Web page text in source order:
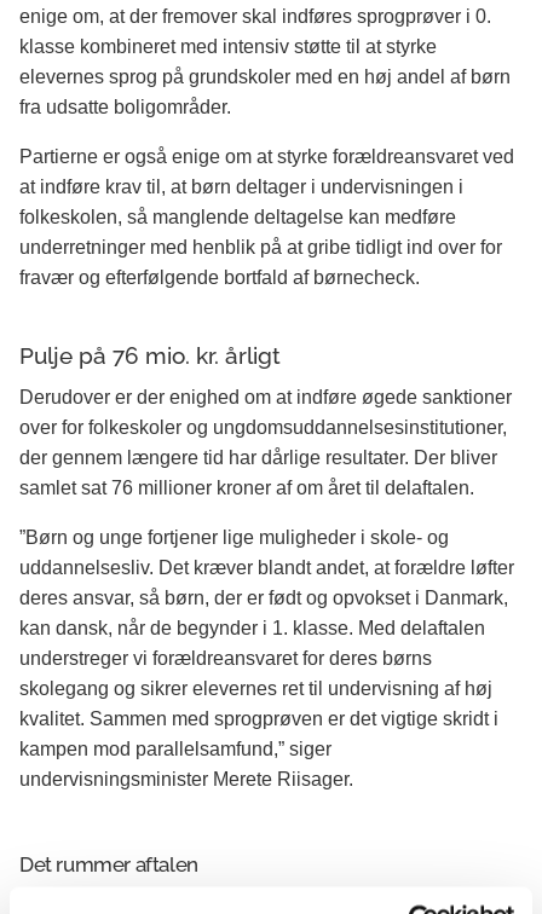
enige om, at der fremover skal indføres sprogprøver i 0.
klasse kombineret med intensiv støtte til at styrke
elevernes sprog på grundskoler med en høj andel af børn
fra udsatte boligområder.
Partierne er også enige om at styrke forældreansvaret ved
at indføre krav til, at børn deltager i undervisningen i
folkeskolen, så manglende deltagelse kan medføre
underretninger med henblik på at gribe tidligt ind over for
fravær og efterfølgende bortfald af børnecheck.
Pulje på 76 mio. kr. årligt
Derudover er der enighed om at indføre øgede sanktioner
over for folkeskoler og ungdomsuddannelsesinstitutioner,
der gennem længere tid har dårlige resultater. Der bliver
samlet sat 76 millioner kroner af om året til delaftalen.
”Børn og unge fortjener lige muligheder i skole- og
uddannelsesliv. Det kræver blandt andet, at forældre løfter
deres ansvar, så børn, der er født og opvokset i Danmark,
kan dansk, når de begynder i 1. klasse. Med delaftalen
understreger vi forældreansvaret for deres børns
skolegang og sikrer elevernes ret til undervisning af høj
kvalitet. Sammen med sprogprøven er det vigtige skridt i
kampen mod parallelsamfund,” siger
undervisningsminister Merete Riisager.
Det rummer aftalen